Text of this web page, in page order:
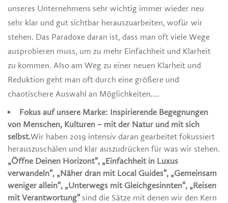
unseres Unternehmens sehr wichtig immer wieder neu
sehr klar und gut sichtbar herauszuarbeiten, wofür wir
stehen. Das Paradoxe daran ist, dass man oft viele Wege
ausprobieren muss, um zu mehr Einfachheit und Klarheit
zu kommen. Also am Weg zu einer neuen Klarheit und
Reduktion geht man oft durch eine größere und
chaotischere Auswahl an Möglichkeiten….
Fokus auf unsere Marke: Inspirierende Begegnungen
von Menschen, Kulturen – mit der Natur und mit sich
selbst.Wir haben 2019 intensiv daran gearbeitet fokussiert
herauszuschälen und klar auszudrücken für was wir stehen.
„Öffne Deinen Horizont“, „Einfachheit in Luxus
verwandeln“, „Näher dran mit Local Guides“, „Gemeinsam
weniger allein“, „Unterwegs mit Gleichgesinnten“, „Reisen
mit Verantwortung“sind die Sätze mit denen wir den Kern